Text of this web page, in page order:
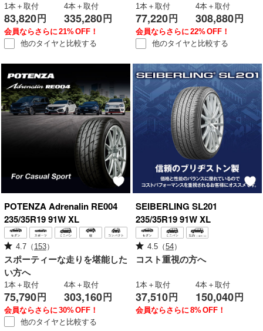
1本＋取付
83,820 円
4本＋取付
335,280 円
会員ならさらに21%OFF！
他のタイヤと 比較する
1本＋取付
77,220 円
4本＋取付
308,880 円
会員ならさらに22%OFF！
他のタイヤと 比較する
POTENZAAdrenalin RE004
235/35R19 91W XL
4.7（ 153）
スポーティーな走りを堪能した
い方へ
1本＋取付
75,790 円
4本＋取付
303,160 円
会員ならさらに 30%OFF！
他のタイヤと 比較する
SEIBERLING SL201
235/35R19 91W XL
4.5（54）
コスト重視の方へ
1本＋取付
37,510 円
4本＋取付
150,040 円
会員ならさらに 8%OFF！